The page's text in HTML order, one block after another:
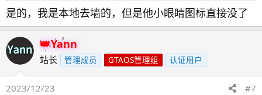
是的，我是本地去墙的，但是他小眼睛图标直接没了
Yann
站长 管理成员 GTAOS管理组 认证用户
2023/12/23 #7